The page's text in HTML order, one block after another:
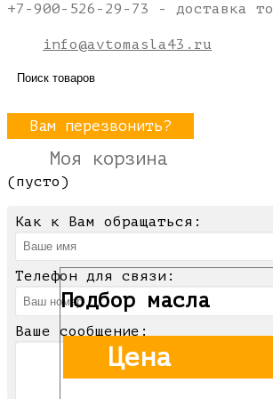
+7-900-526-29-73 - доставка
info@avtomasla43.ru
Вам перезвонить?
Моя корзина
(пусто)
Как к Вам обращаться:
Телефон для связи:
Ваше сообщение:
Подбор масла
Цена